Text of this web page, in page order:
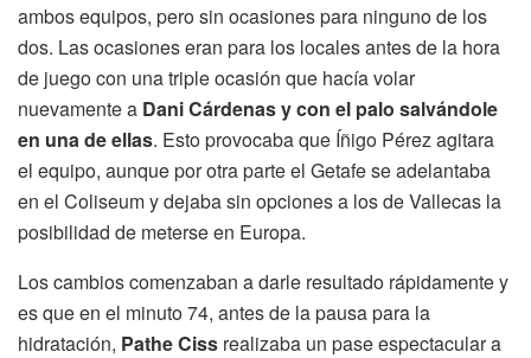
ambos equipos, pero sin ocasiones para ninguno de los
dos. Las ocasiones eran para los locales antes de la hora
de juego con una triple ocasión que hacía volar
nuevamente a Dani Cárdenas y con el palo salvándole
en una de ellas. Esto provocaba que Íñigo Pérez agitara
el equipo, aunque por otra parte el Getafe se adelantaba
en el Coliseum y dejaba sin opciones a los de Vallecas la
posibilidad de meterse en Europa.
Los cambios comenzaban a darle resultado rápidamente y
es que en el minuto 74, antes de la pausa para la
hidratación, Pathe Ciss realizaba un pase espectacular a